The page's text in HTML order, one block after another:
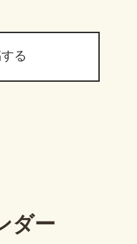
る
ダー